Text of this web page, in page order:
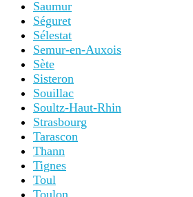
Saumur
Séguret
Sélestat
Semur-en-Auxois
Sète
Sisteron
Souillac
Soultz-Haut-Rhin
Strasbourg
Tarascon
Thann
Tignes
Toul
Toulon